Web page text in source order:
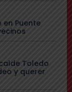
Puente
Toledo
y querer